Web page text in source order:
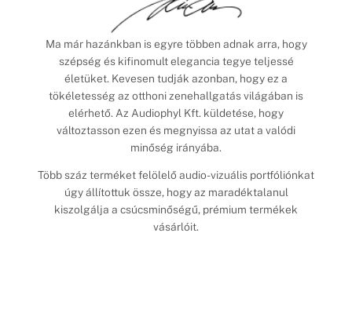
Ma már hazánkban is egyre többen adnak arra, hogy
szépség és kifinomult elegancia tegye teljessé
életüket. Kevesen tudják azonban, hogy ez a
tökéletesség az otthoni zenehallgatás világában is
elérhető. Az Audiophyl Kft. küldetése, hogy
változtasson ezen és megnyissa az utat a valódi
minőség irányába.
Több száz terméket felölelő audio-vizuális portfóliónkat
úgy állítottuk össze, hogy az maradéktalanul
kiszolgálja a csúcsminőségű, prémium termékek
vásárlóit.